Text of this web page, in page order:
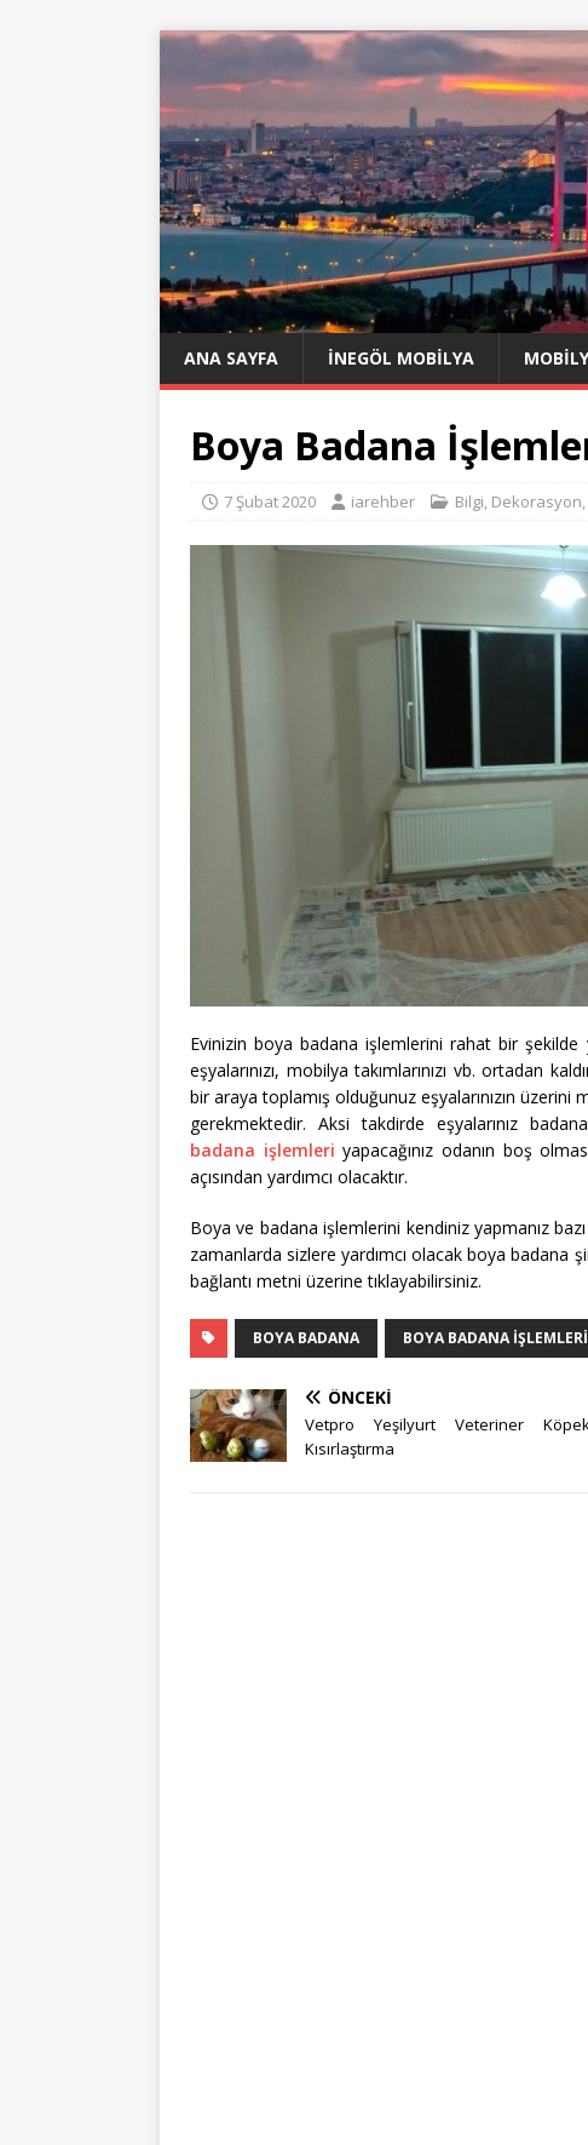
ANA SAYFA İNEGÖL MOBILYA
Boya Badana
7 Şubat 2020 iarehber Bilgi, Dekorasyon,
Evinizin boya badana işlemlerini rahat bir
eşyalarınızı, mobilya takımlarınızı vb. ortadan
bir araya toplamış olduğunuz eşyalarınızın
gerekmektedir. Aksi takdirde eşyalarınız
badana işlemleri yapacağınız odanın boş
açısından yardımcı olacaktır.
Boya ve badana işlemlerini kendiniz yapmanız
zamanlarda sizlere yardımcı olacak boya badana
bağlantı metni üzerine tıklayabilirsiniz.
BOYA BADANA BOYA BADANA IŞLEMLERI
ÖNCEKI
Vetpro Yeşilyurt Veteriner
Kısırlaştırma